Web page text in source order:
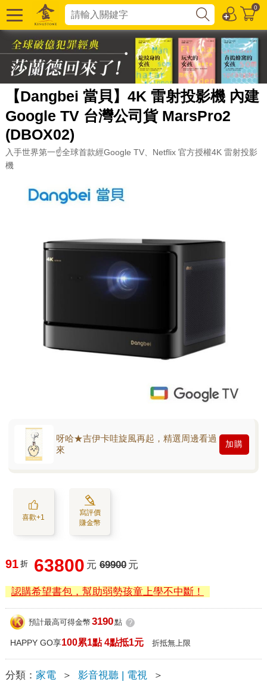
0
【Dangbei 當貝】4K 雷射投影機 內建
Google TV 台灣公司貨 MarsPro2
(DBOX02)
入手世界第一☝️全球首款經Google TV、Netflix 官方授權4K 雷射投影
機
呀哈★吉伊卡哇旋風再起，精選周邊看過
來
加購
喜歡+1
寫評價
賺金幣
91 折 63800 元 69900 元
認購希望書包，幫助弱勢孩童上學不中斷！
預計最高可得金幣 3190點 ?
HAPPY GO享100累1點 4點抵1元 折抵無上限
分類： 家電 ＞ 影音視聽 | 電視
＞